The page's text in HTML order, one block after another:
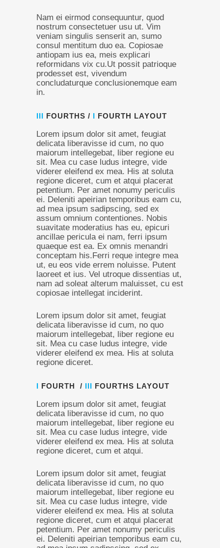
Nam ei eirmod consequuntur, quod
nostrum consectetuer usu ut. Vim
veniam singulis senserit an, sumo
consul mentitum duo ea. Copiosae
antiopam ius ea, meis explicari
reformidans vix cu.Ut possit patrioque
prodesset est, vivendum
concludaturque conclusionemque eam
in.
III FOURTHS / I FOURTH LAYOUT
Lorem ipsum dolor sit amet, feugiat
delicata liberavisse id cum, no quo
maiorum intellegebat, liber regione eu
sit. Mea cu case ludus integre, vide
viderer eleifend ex mea. His at soluta
regione diceret, cum et atqui placerat
petentium. Per amet nonumy periculis
ei. Deleniti apeirian temporibus eam cu,
ad mea ipsum sadipscing, sed ex
assum omnium contentiones. Nobis
suavitate moderatius has eu, epicuri
ancillae pericula ei nam, ferri ipsum
quaeque est ea. Ex omnis menandri
conceptam his.Ferri reque integre mea
ut, eu eos vide errem noluisse. Putent
laoreet et ius. Vel utroque dissentias ut,
nam ad soleat alterum maluisset, cu est
copiosae intellegat inciderint.
Lorem ipsum dolor sit amet, feugiat
delicata liberavisse id cum, no quo
maiorum intellegebat, liber regione eu
sit. Mea cu case ludus integre, vide
viderer eleifend ex mea. His at soluta
regione diceret.
I FOURTH / III FOURTHS LAYOUT
Lorem ipsum dolor sit amet, feugiat
delicata liberavisse id cum, no quo
maiorum intellegebat, liber regione eu
sit. Mea cu case ludus integre, vide
viderer eleifend ex mea. His at soluta
regione diceret, cum et atqui.
Lorem ipsum dolor sit amet, feugiat
delicata liberavisse id cum, no quo
maiorum intellegebat, liber regione eu
sit. Mea cu case ludus integre, vide
viderer eleifend ex mea. His at soluta
regione diceret, cum et atqui placerat
petentium. Per amet nonumy periculis
ei. Deleniti apeirian temporibus eam cu,